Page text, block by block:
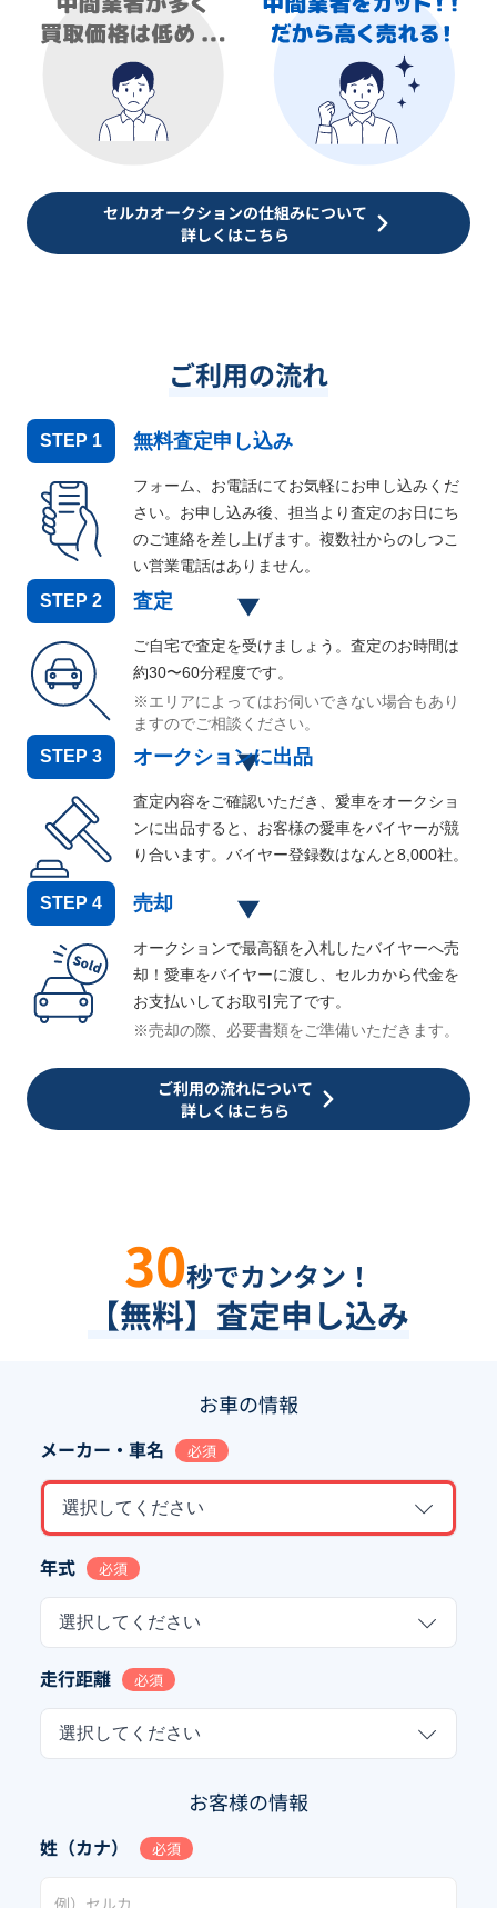
セルカオークションの仕組みについて
詳しくはこちら
ご利用の流れ
STEP 1 無料査定申し込み
フォーム、お電話にてお気軽にお申し込みくだ
さい。お申し込み後、担当より査定のお日にち
のご連絡を差し上げます。複数社からのしつこ
い営業電話はありません。
STEP 2 査定
ご自宅で査定を受けましょう。査定のお時間は
約30〜60分程度です。
※エリアによってはお伺いできない場合もあり
ますのでご相談ください。
STEP 3 オークションに出品
査定内容をご確認いただき、愛車をオークショ
ンに出品すると、お客様の愛車をバイヤーが競
り合います。バイヤー登録数はなんと8,000社。
STEP 4 売却
オークションで最高額を入札したバイヤーへ売
却！愛車をバイヤーに渡し、セルカから代金を
お支払いしてお取引完了です。
※売却の際、必要書類をご準備いただきます。
ご利用の流れについて
詳しくはこちら
30秒でカンタン！
【無料】査定申し込み
お車の情報
メーカー・車名 必須
選択してください
年式 必須
選択してください
走行距離 必須
選択してください
お客様の情報
姓（カナ） 必須